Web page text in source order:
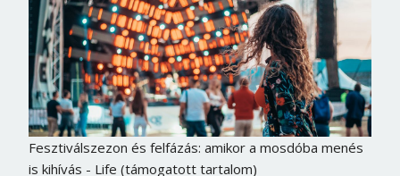
Fesztiválszezon és felfázás: amikor a mosdóba menés
is kihívás - Life (támogatott tartalom)